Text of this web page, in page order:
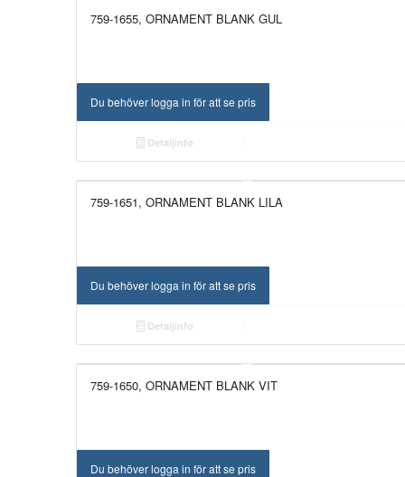
759-1655, ORNAMENT BLANK GUL
Du behöver logga in för att se pris
Detaljinfo
759-1651, ORNAMENT BLANK LILA
Du behöver logga in för att se pris
Detaljinfo
759-1650, ORNAMENT BLANK VIT
Du behöver logga in för att se pris